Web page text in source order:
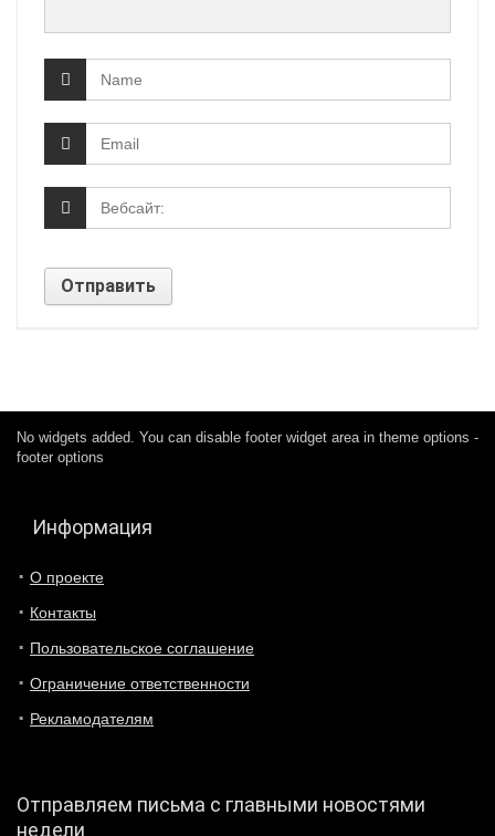
No widgets added. You can disable footer widget area in theme options -
footer options
Информация
О проекте
Контакты
Пользовательское соглашение
Ограничение ответственности
Рекламодателям
Отправляем письма с главными новостями
недели